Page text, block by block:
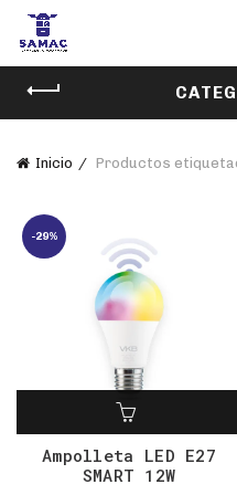
Inicio Productos
-29%
Ampolleta LED E27
SMART 12W